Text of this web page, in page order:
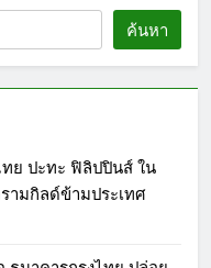
ค้นหา
ทย ปะทะ ฟิลิปปินส์ ใน
รามกิลด์ข้ามประเทศ